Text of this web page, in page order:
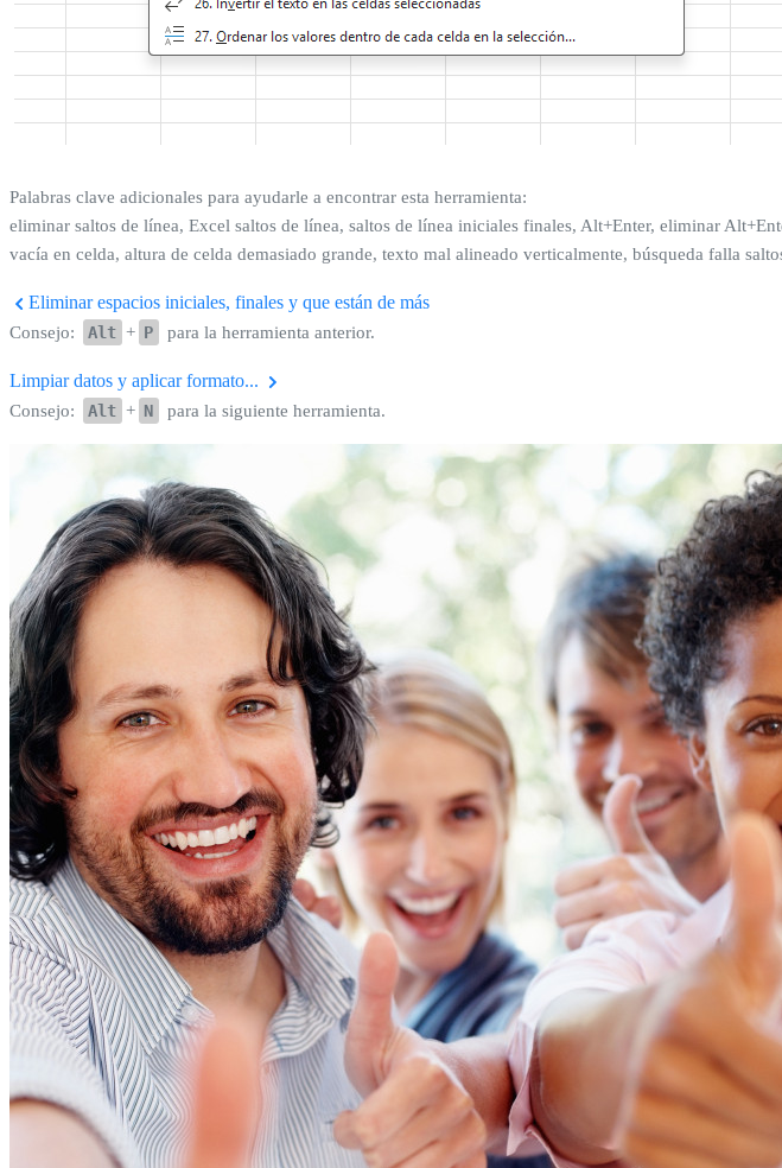
Palabras clave adicionales para ayudarle a encontrar esta herramienta:
eliminar saltos de línea, Excel saltos de línea, saltos de línea iniciales finales, Alt+Enter, eliminar
vacía en celda, altura de celda demasiado grande, texto mal alineado verticalmente, búsqueda falla
Eliminar espacios iniciales, finales y que están de más
Consejo: Alt + P para la herramienta anterior.
Limpiar datos y aplicar formato...
Consejo: Alt + N para la siguiente herramienta.